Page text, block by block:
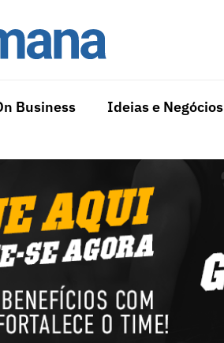
Business Ideias e Negócios